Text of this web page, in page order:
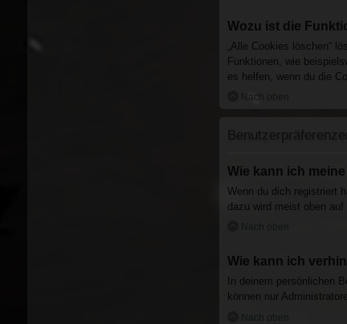
Wozu ist die
„Alle Cookies löschen“
Funktionen, wie
es helfen, wenn du die
Nach oben
Wie kann ich
Wenn du dich registriert
dazu wird meist oben
Nach oben
Wie kann ich
In deinem persönlichen
können nur
Nach oben